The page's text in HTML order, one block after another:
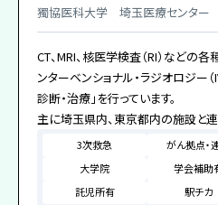
近隣他病院での研修ではより充実
療の研修ができます。
​獨協医科大学 ​埼玉医療センター
CT、MRI、核医学検査（RI）などの
ンターベンショナル・ラジオロジー
診断・治療」を行っています。
主に埼玉県内、東京都内の施設と連
3次救急 がん拠点・
大学院
学会補助
託児所有
駅チカ